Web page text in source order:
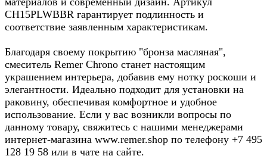
CH15PLWBBR гарантирует подлинность и
соответствие заявленным характеристикам.
Благодаря своему покрытию "бронза масляная",
смеситель Remer Chrono станет настоящим
украшением интерьера, добавив ему нотку роскоши и
элегантности. Идеально подходит для установки на
раковину, обеспечивая комфортное и удобное
использование. Если у вас возникли вопросы по
данному товару, свяжитесь с нашими менеджерами
интернет-магазина www.remer.shop по телефону +7 495
128 19 58 или в чате на сайте.